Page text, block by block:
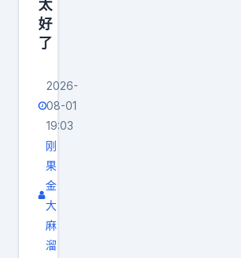
太
好
了
2026-
08-01
19:03
刚
果
金
大
麻
溜